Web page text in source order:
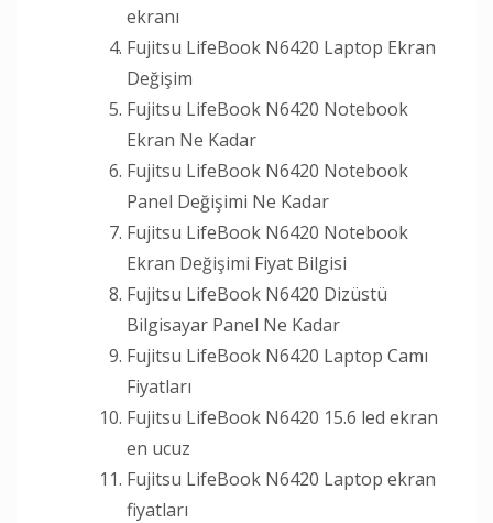
ekranı
Fujitsu LifeBook N6420 Laptop Ekran
Değişim
Fujitsu LifeBook N6420 Notebook
Ekran Ne Kadar
Fujitsu LifeBook N6420 Notebook
Panel Değişimi Ne Kadar
Fujitsu LifeBook N6420 Notebook
Ekran Değişimi Fiyat Bilgisi
Fujitsu LifeBook N6420 Dizüstü
Bilgisayar Panel Ne Kadar
Fujitsu LifeBook N6420 Laptop Camı
Fiyatları
Fujitsu LifeBook N6420 15.6 led ekran
en ucuz
Fujitsu LifeBook N6420 Laptop ekran
fiyatları